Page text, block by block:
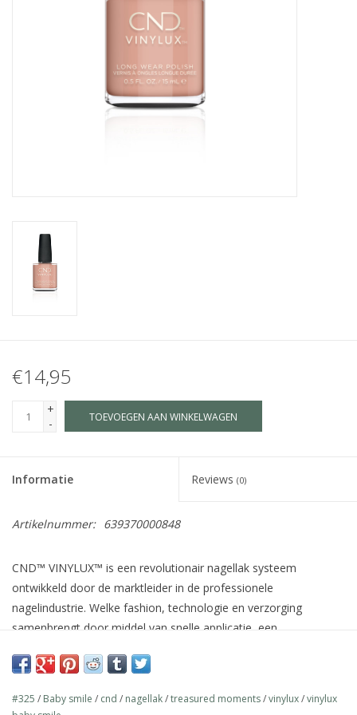
€14,95
+
-
TOEVOEGEN AAN WINKELWAGEN
Informatie Reviews (0)
Artikelnummer: 639370000848
CND™ VINYLUX™ is een revolutionair nagellak systeem
ontwikkeld door de marktleider in de professionele
nagelindustrie. Welke fashion, technologie en verzorging
samenbrengt door middel van snelle applicatie, een
natuurlijke nagel zoals Jojoba olie, Vitamine E en Keratine en
wereldwijde fashion industrie.
#325 / Baby smile / cnd / nagellak/treasured moments/vinylux/vinylux